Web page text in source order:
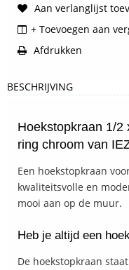
Aan verlanglijst
+ Toevoegen aan
Afdrukken
BESCHRIJVING
Hoekstopkraan 1/2
ring chroom van
Een hoekstopkraan
kwaliteitsvolle en
mooi aan op de muur.
Heb je altijd een
De hoekstopkraan